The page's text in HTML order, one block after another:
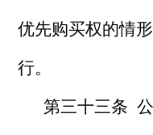
优先购买权的情
行。
第三十三条